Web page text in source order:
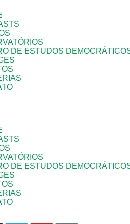
DE ESTUDOS
DE ESTUDOS